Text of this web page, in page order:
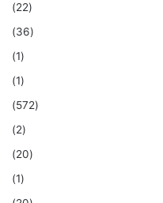
(22)
(36)
(1)
(1)
(572)
(2)
(20)
(1)